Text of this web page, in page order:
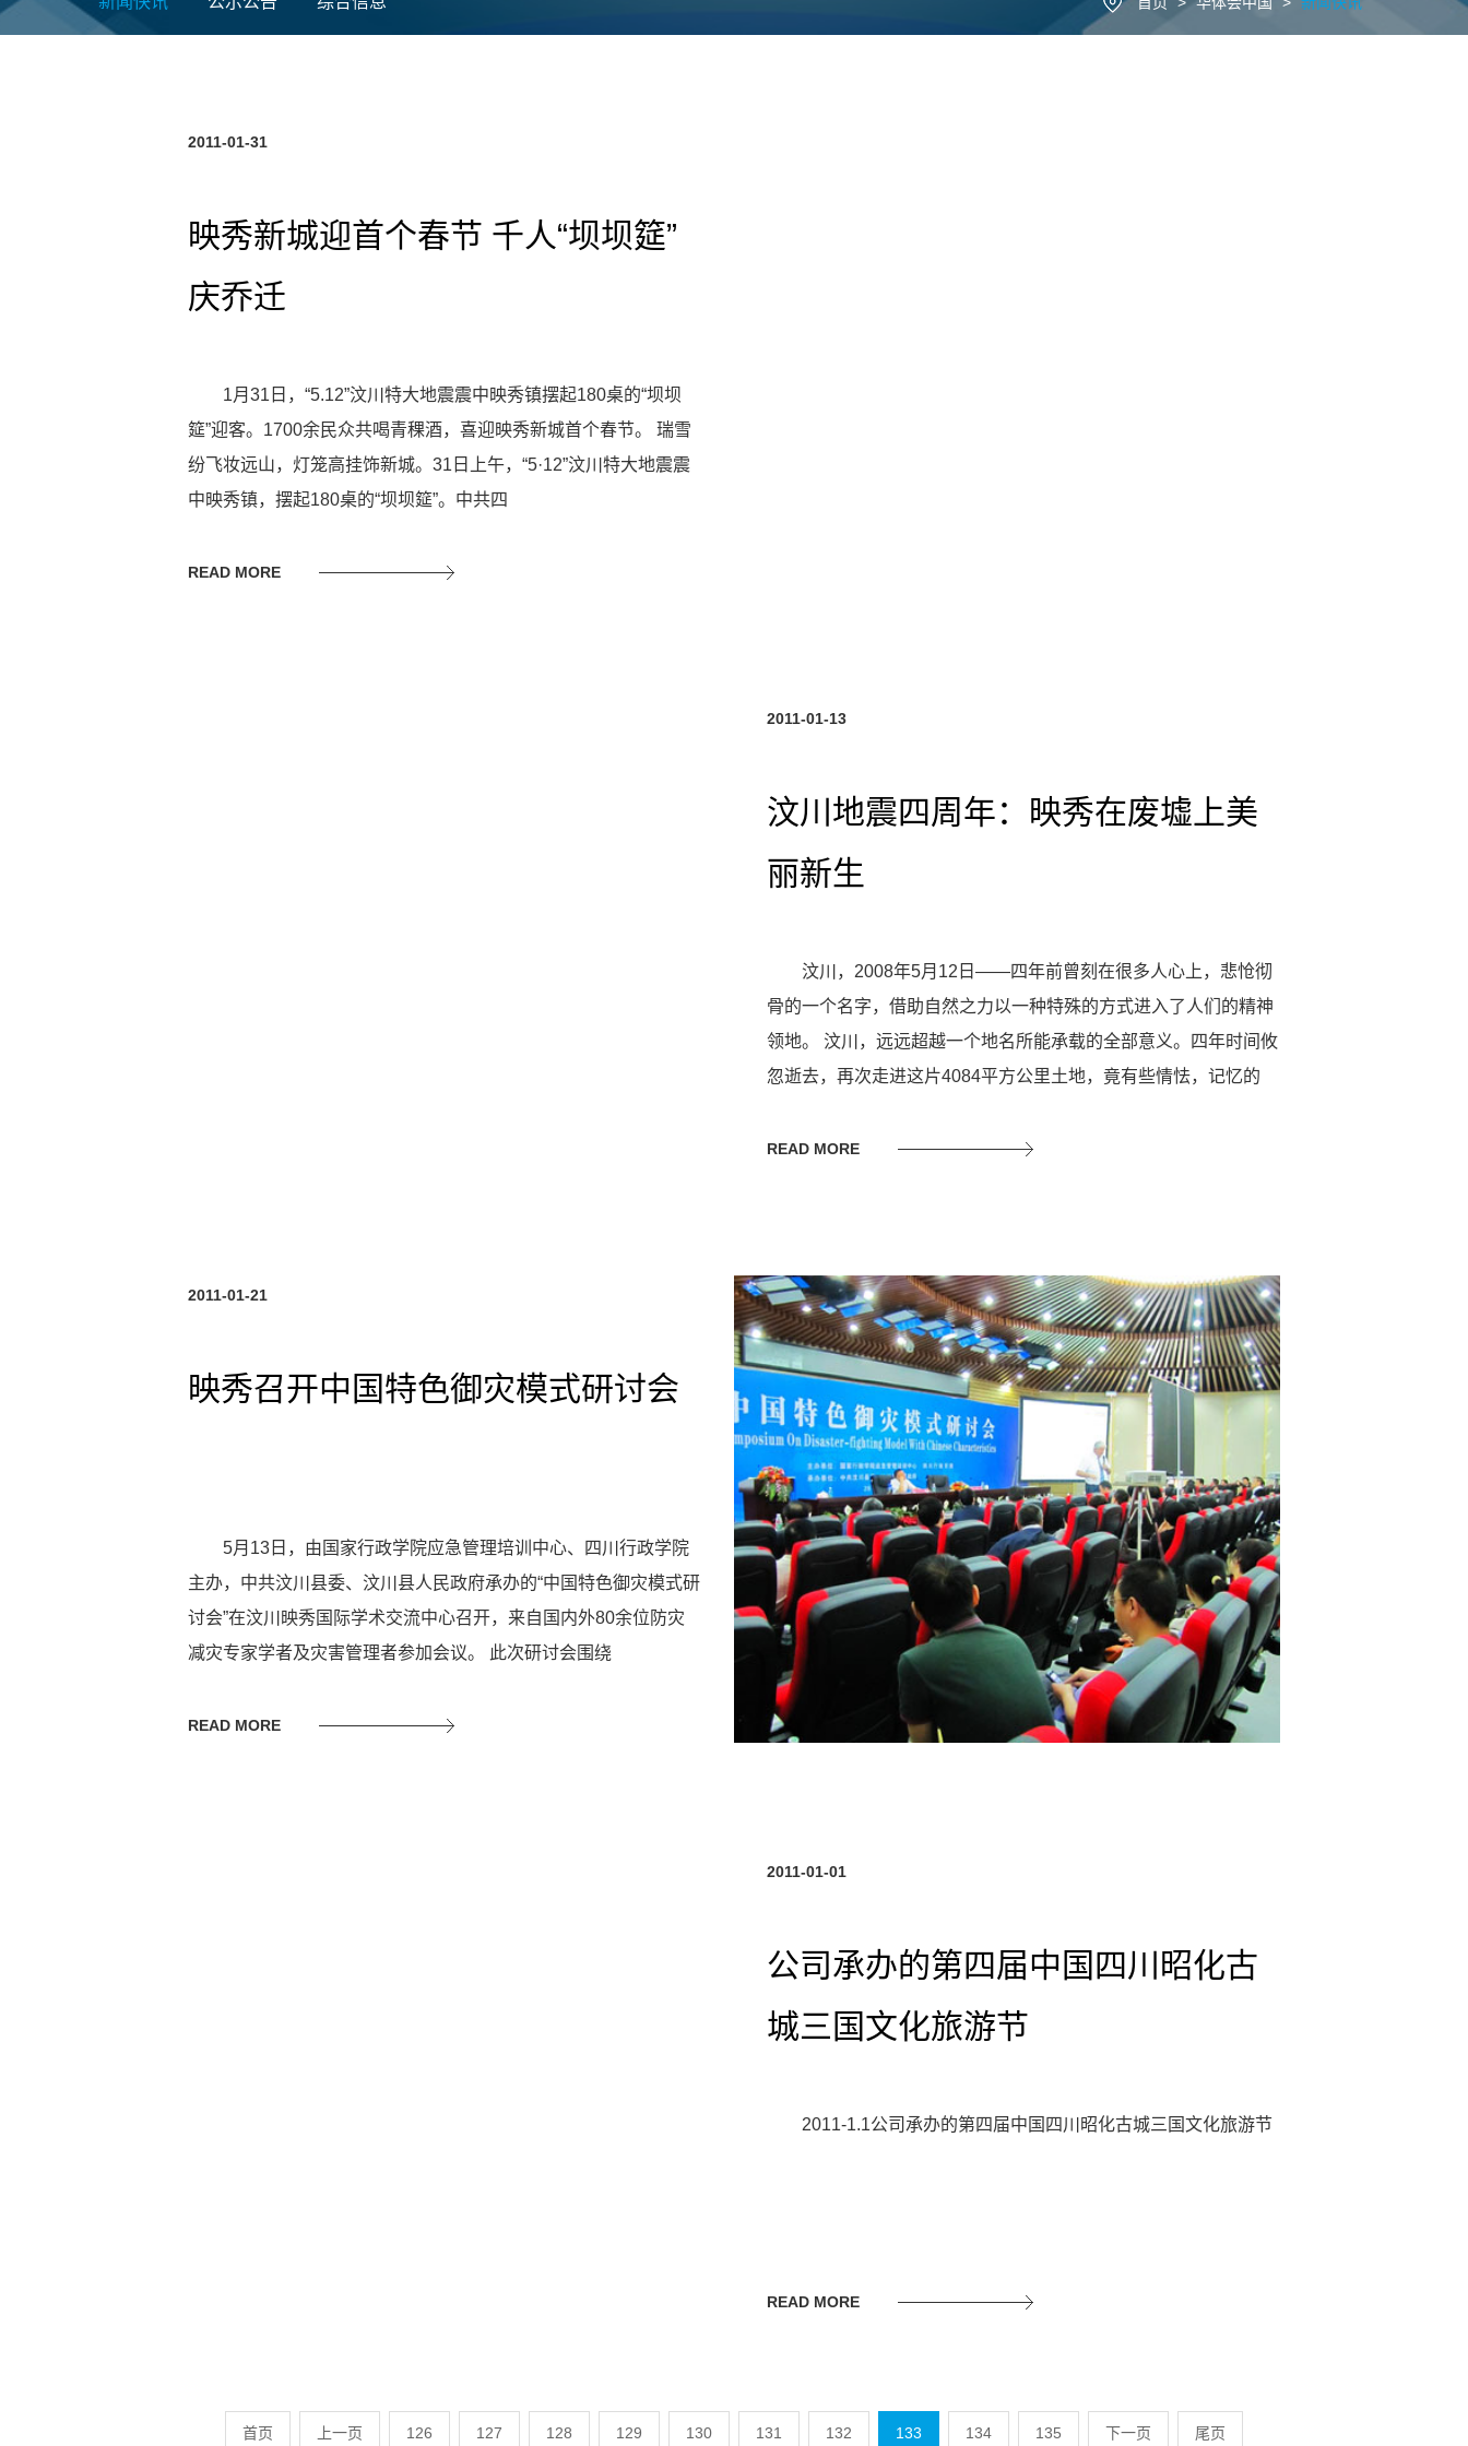
2011-01-31
映秀新城迎首个春节 千人“坝坝筵”
庆乔迁
1月31日，“5.12”汶川特大地震震中映秀镇摆起180桌的“坝坝
筵”迎客。1700余民众共喝青稞酒，喜迎映秀新城首个春节。 瑞雪
纷飞妆远山，灯笼高挂饰新城。31日上午，“5·12”汶川特大地震震
中映秀镇，摆起180桌的“坝坝筵”。中共四
READ MORE
2011-01-13
汶川地震四周年：映秀在废墟上美
丽新生
汶川，2008年5月12日——四年前曾刻在很多人心上，悲怆彻
骨的一个名字，借助自然之力以一种特殊的方式进入了人们的精神
领地。 汶川，远远超越一个地名所能承载的全部意义。四年时间攸
忽逝去，再次走进这片4084平方公里土地，竟有些情怯，记忆的
READ MORE
2011-01-21
映秀召开中国特色御灾模式研讨会
5月13日，由国家行政学院应急管理培训中心、四川行政学院
主办，中共汶川县委、汶川县人民政府承办的“中国特色御灾模式研
讨会”在汶川映秀国际学术交流中心召开，来自国内外80余位防灾
减灾专家学者及灾害管理者参加会议。 此次研讨会围绕
READ MORE
2011-01-01
公司承办的第四届中国四川昭化古
城三国文化旅游节
2011-1.1公司承办的第四届中国四川昭化古城三国文化旅游节
READ MORE
首页 上一页 126 127 128 129 130 131 132 133 134 135 下一页 尾页